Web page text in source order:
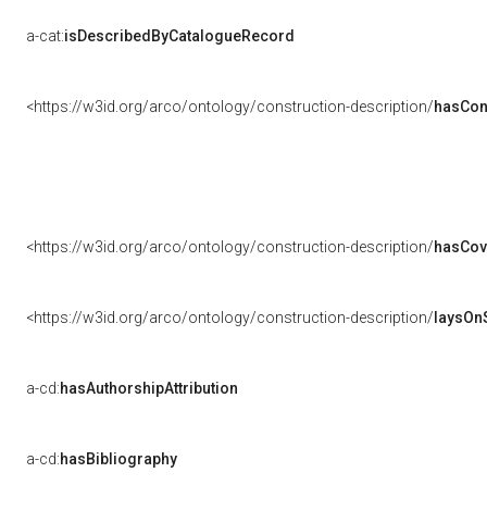
a-cat:isDescribedByCatalogueRecord
<https://w3id.org/arco/ontology/construction-description/
<https://w3id.org/arco/ontology/construction-description/
<https://w3id.org/arco/ontology/construction-description/
a-cd:hasAuthorshipAttribution
a-cd:hasBibliography